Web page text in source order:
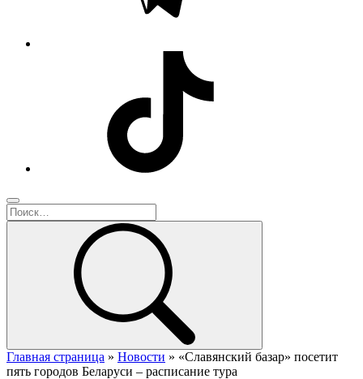
Главная страница » Новости » «Славянский базар» посетит
пять городов Беларуси – расписание тура